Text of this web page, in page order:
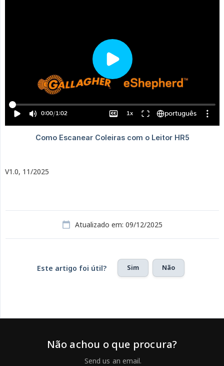
V1.0, 11/2025
Atualizado em: 09/12/2025
Este artigo foi útil? Sim Não
Não achou o que procura?